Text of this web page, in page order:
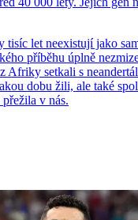
tisíc let neexistují jako
příběhu úplně
Afriky setkali s
dobu žili, ale také
v nás.